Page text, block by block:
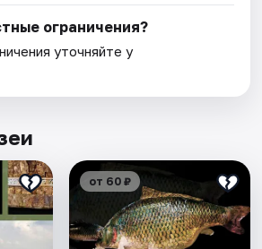
ограничения?
уточняйте у
от 60 ₽